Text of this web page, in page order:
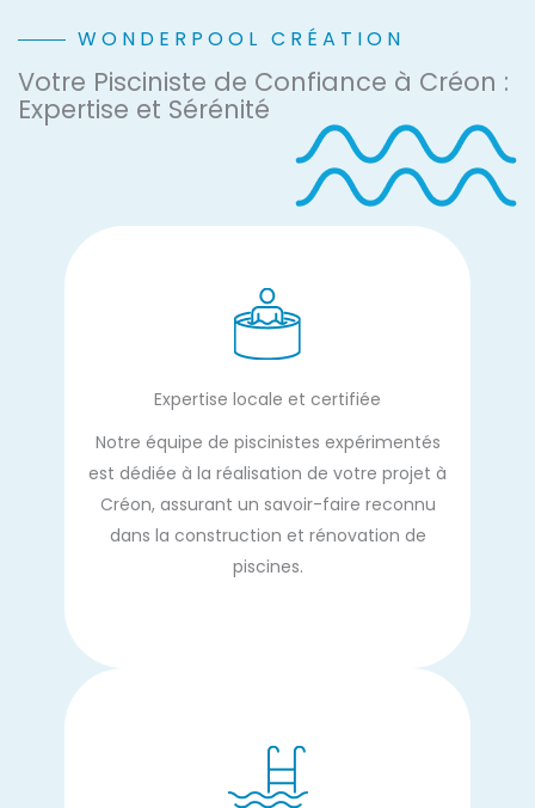
WONDERPOOL CRÉATION
Votre Pisciniste de Confiance à Créon :
Expertise et Sérénité
Expertise locale et certifiée
Notre équipe de piscinistes expérimentés
est dédiée à la réalisation de votre projet à
Créon, assurant un savoir-faire reconnu
dans la construction et rénovation de
piscines.